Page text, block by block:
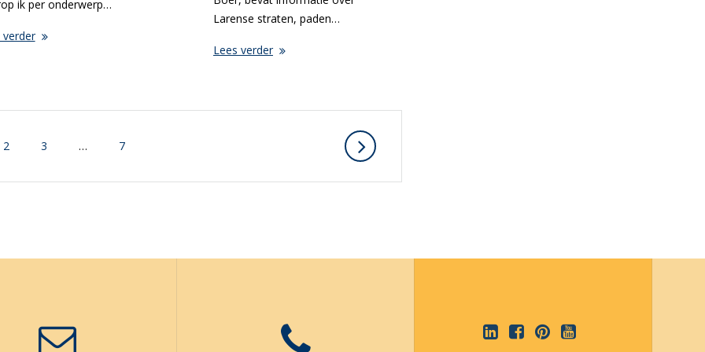
Larense straten, paden…
Lees verder
ik per onderwerp…
verder
Page
2 Page
3 … Page
7